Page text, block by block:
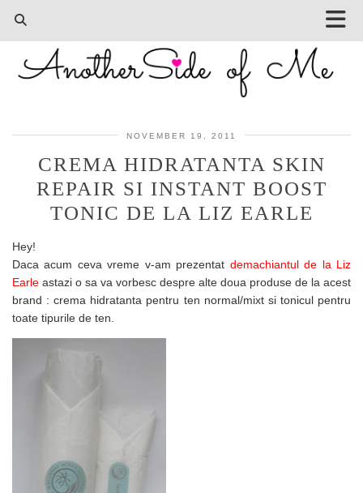
NOVEMBER 19, 2011
CREMA HIDRATANTA SKIN
REPAIR SI INSTANT BOOST
TONIC DE LA LIZ EARLE
Hey!
Daca acum ceva vreme v-am prezentat demachiantul de la Liz
Earle astazi o sa va vorbesc despre alte doua produse de la acest
brand : crema hidratanta pentru ten normal/mixt si tonicul pentru
toate tipurile de ten.